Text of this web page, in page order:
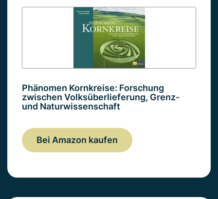
Phänomen Kornkreise: Forschung
zwischen Volksüberlieferung, Grenz-
und Naturwissenschaft
Bei Amazon kaufen